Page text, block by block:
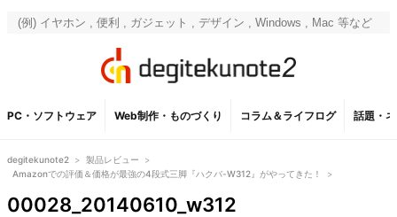
PC・ソフトウェア Web制作・ものづくり コラム＆ライフログ 話題・
degitekunote2 > 製品レビュー
>
Amazonでの評価＆価格が最強の4段式三脚『ハクバ-W312』がやってきた！
>
00028_20140610_w312